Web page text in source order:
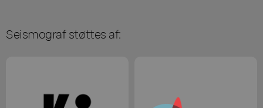
Seismograf støttes af: